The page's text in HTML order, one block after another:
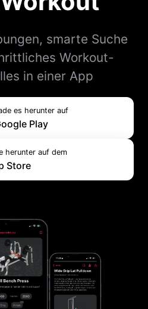
smarte Suche
Workout-
in einer App
es herunter auf
Play
herunter auf dem
Store